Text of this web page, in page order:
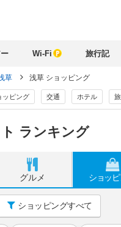
Wi-Fi 旅行記
草 浅草 ショッピング
ッピング 交通 ホテル
ランキング
グルメ ショッ
ショッピングすべて